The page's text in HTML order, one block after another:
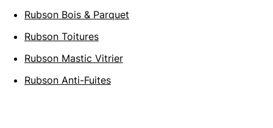
Rubson Bois & Parquet
Rubson Toitures
Rubson Mastic Vitrier
Rubson Anti-Fuites